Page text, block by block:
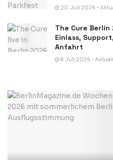
20. Juli 2026 -
The Cure Berlin
Einlass,
Anfahrt
8. Juli 2026 -